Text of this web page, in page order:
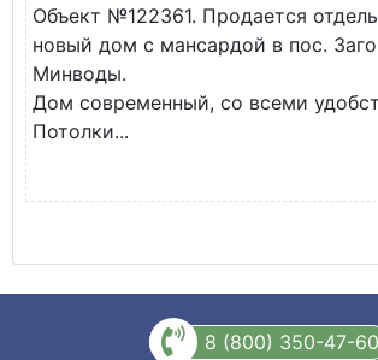
Объект №122361. Продается
новый дом с мансардой в пос.
Минводы.
Дом современный, со всеми
Потолки...
8 (800) 350-47-60